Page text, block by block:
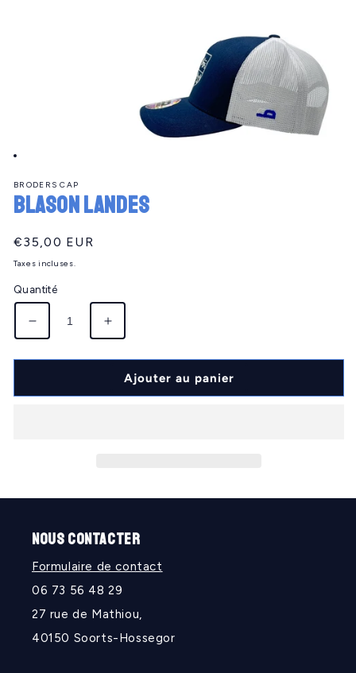
média
1
dans
modale
BRODERS CAP
Blason LANDES
Prix
habituel
€35,00 EUR
Taxes incluses.
Quantité
Réduire
la
quantité
Blason
Augmenter
la
quantité
Blason
Ajouter au panier
NOUS CONTACTER
Formulaire de contact
06 73 56 48 29
27 rue de Mathiou,
40150 Soorts-Hossegor